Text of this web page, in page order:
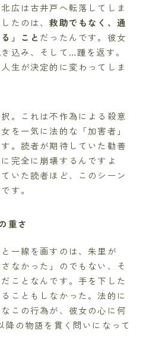
広は古井戸へ転落してしま
たのは、救助でもなく、通
」こと だったんです。彼女
込み、そして…踵を返す。
生が決定的に変わってしま
。これは不作為による殺意
を一気に法的な「加害者」
。読者が期待していた勧善
完全に崩壊するんですよ
いた読者ほど、このシーン
す。
重さ
一線を画すのは、朱里が
なかった」のでもない、そ
ことなんです。手を下した
こともしなかった。法的に
この行為が、彼女の心に何
降の物語を貫く問いになって